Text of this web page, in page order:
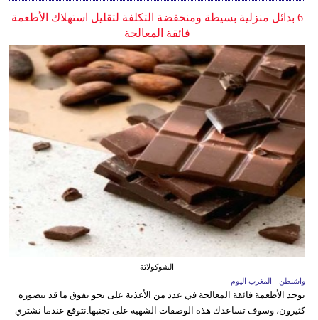
6 بدائل منزلية بسيطة ومنخفضة التكلفة لتقليل استهلاك الأطعمة
فائقة المعالجة
الشوكولاتة
واشنطن - المغرب اليوم
توجد الأطعمة فائقة المعالجة في عدد من الأغذية على نحو يفوق ما قد يتصوره
كثيرون، وسوف تساعدك هذه الوصفات الشهية على تجنبها.نتوقع عندما نشتري